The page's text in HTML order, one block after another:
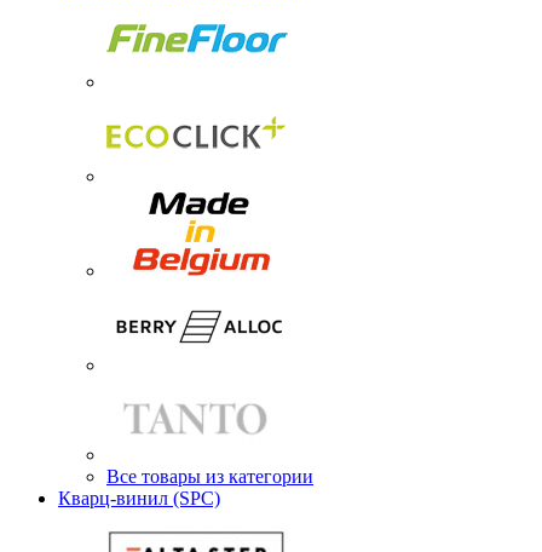
Все товары из категории
Кварц-винил (SPC)